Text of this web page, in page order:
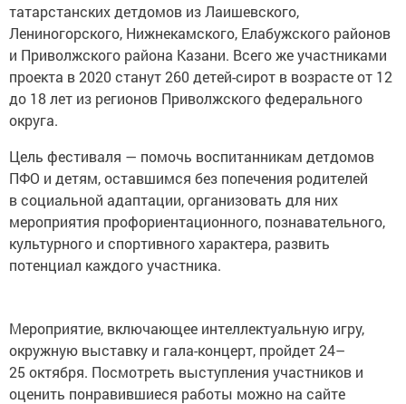
татарстанских детдомов из Лаишевского,
Лениногорского, Нижнекамского, Елабужского районов
и Приволжского района Казани. Всего же участниками
проекта в 2020 станут 260 детей-сирот в возрасте от 12
до 18 лет из регионов Приволжского федерального
округа.
Цель фестиваля — помочь воспитанникам детдомов
ПФО и детям, оставшимся без попечения родителей
в социальной адаптации, организовать для них
мероприятия профориентационного, познавательного,
культурного и спортивного характера, развить
потенциал каждого участника.
Мероприятие, включающее интеллектуальную игру,
окружную выставку и гала-концерт, пройдет 24–
25 октября. Посмотреть выступления участников и
оценить понравившиеся работы можно на сайте